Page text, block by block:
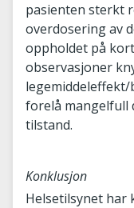
pasienten sterkt
overdosering av
oppholdet på
observasjoner
forelå mangelfull
tilstand.
Konklusjon
Helsetilsynet har